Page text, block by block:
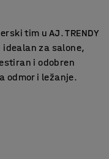
tim u AJ. TRENDY
za salone,
i odobren
odmor i ležanje.